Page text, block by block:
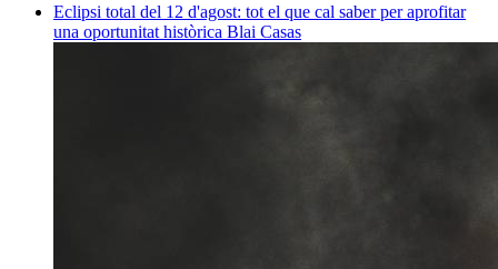
Eclipsi total del 12 d'agost: tot el que cal saber per aprofitar
una oportunitat històrica Blai Casas